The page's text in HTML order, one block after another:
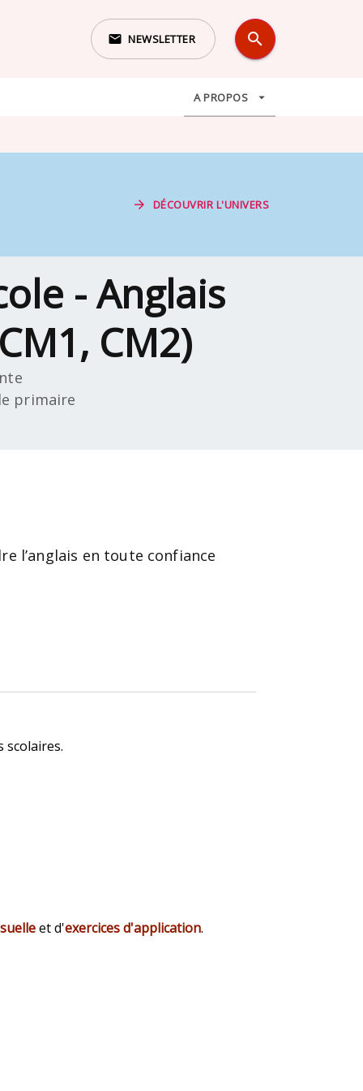
email NEWSLETTER search
A PROPOS arrow_drop_down
arrow_forward DÉCOUVRIR L'UNIVERS
- Anglais
CM2)
primaire
l’anglais en toute confiance
scolaires.
et d'exercices d'application.